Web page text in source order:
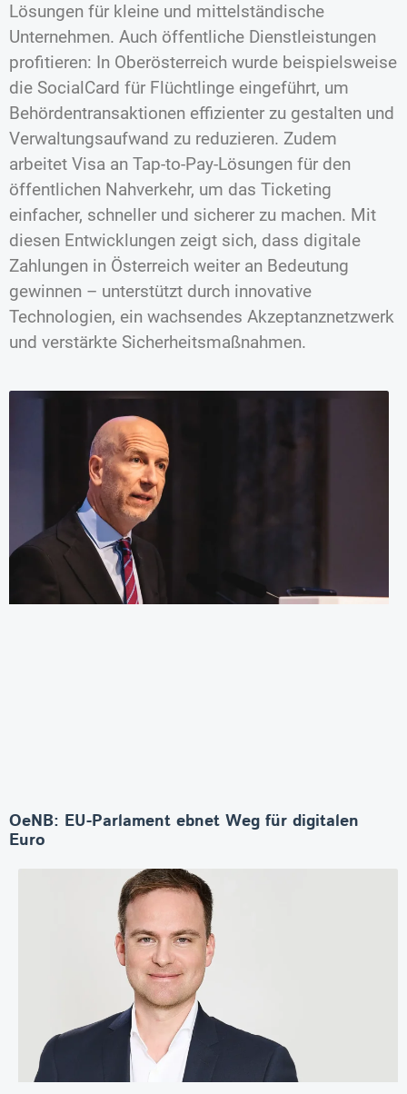
Lösungen für kleine und mittelständische
Unternehmen. Auch öffentliche Dienstleistungen
profitieren: In Oberösterreich wurde beispielsweise
die SocialCard für Flüchtlinge eingeführt, um
Behördentransaktionen effizienter zu gestalten und
Verwaltungsaufwand zu reduzieren. Zudem
arbeitet Visa an Tap-to-Pay-Lösungen für den
öffentlichen Nahverkehr, um das Ticketing
einfacher, schneller und sicherer zu machen. Mit
diesen Entwicklungen zeigt sich, dass digitale
Zahlungen in Österreich weiter an Bedeutung
gewinnen – unterstützt durch innovative
Technologien, ein wachsendes Akzeptanznetzwerk
und verstärkte Sicherheitsmaßnahmen.
OeNB: EU-Parlament ebnet Weg für digitalen
Euro